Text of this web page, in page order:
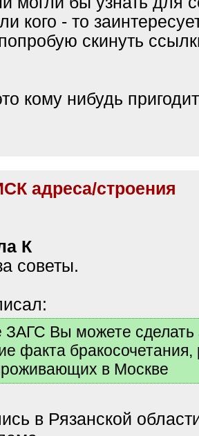
кого - то
скинуть
кому нибудь
адреса/строения
К
советы.
ЗАГС Вы можете сделать
факта
в Москве
в Рязанской